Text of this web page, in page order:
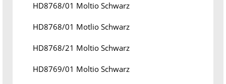
HD8768/01 Moltio Schwarz
HD8768/01 Motlio Schwarz
HD8768/21 Moltio Schwarz
HD8769/01 Moltio Schwarz